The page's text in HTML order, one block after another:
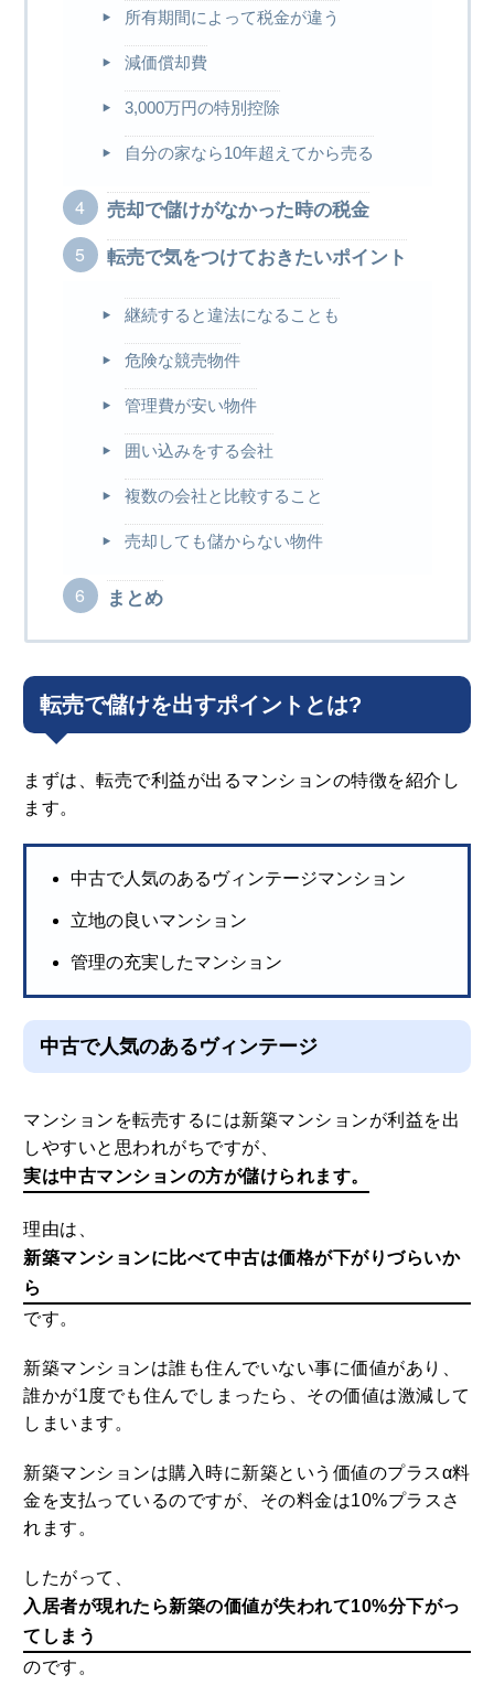
所有期間によって税金が違う
減価償却費
3,000万円の特別控除
自分の家なら10年超えてから売る
売却で儲けがなかった時の税金
転売で気をつけておきたいポイント
継続すると違法になることも
危険な競売物件
管理費が安い物件
囲い込みをする会社
複数の会社と比較すること
売却しても儲からない物件
まとめ
転売で儲けを出すポイントとは?
まずは、転売で利益が出るマンションの特徴を紹介し
ます。
中古で人気のあるヴィンテージマンション
立地の良いマンション
管理の充実したマンション
中古で人気のあるヴィンテージ
マンションを転売するには新築マンションが利益を出
しやすいと思われがちですが、
実は中古マンションの方が儲けられます。
理由は、
新築マンションに比べて中古は価格が下がりづらいか
ら
です。
新築マンションは誰も住んでいない事に価値があり、
誰かが1度でも住んでしまったら、その価値は激減して
しまいます。
新築マンションは購入時に新築という価値のプラスα料
金を支払っているのですが、その料金は10%プラスさ
れます。
したがって、
入居者が現れたら新築の価値が失われて10%分下がっ
てしまう
のです。